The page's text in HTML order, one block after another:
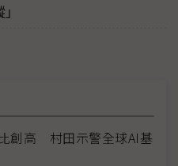
創高 村田示警全球AI基